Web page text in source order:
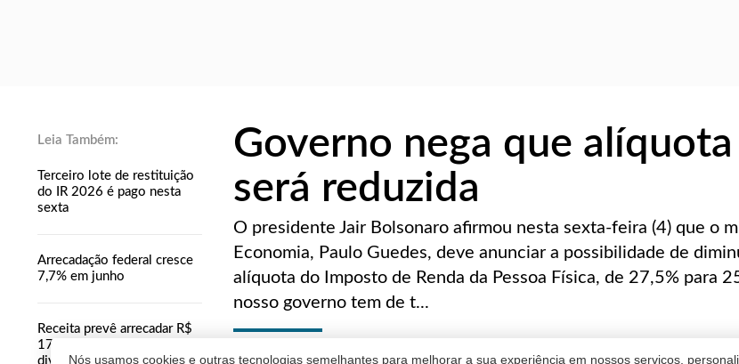
Nós usamos cookies e outras tecnologias semelhantes para melhorar a sua experiência em nossos serviços,
Terceiro lote de restituição
do IR 2026 é pago nesta
sexta
Arrecadação federal cresce
7,7% em junho
Receita prevê arrecadar R$
17 bilhões com IR sobre
dividendos
Governo nega que
será reduzida
O presidente Jair Bolsonaro afirmou nesta sexta-feira (4) que o
Economia, Paulo Guedes, deve anunciar a possibilidade de
alíquota do Imposto de Renda da Pessoa Física, de 27,5% para
nosso governo tem de t...
REDAÇÃO